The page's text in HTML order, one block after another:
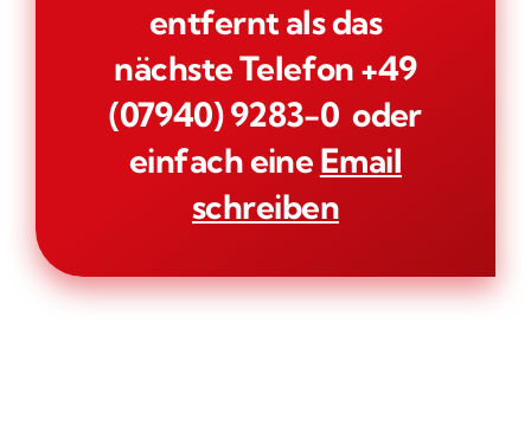
entfernt als das
nächste Telefon +49
(07940)9283-0 oder
einfach eine Email
schreiben